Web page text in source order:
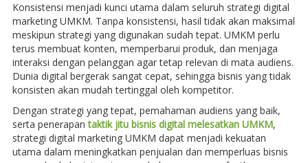
Konsistensi menjadi kunci utama dalam seluruh strategi digital
marketing UMKM. Tanpa konsistensi, hasil tidak akan maksimal
meskipun strategi yang digunakan sudah tepat. UMKM perlu
terus membuat konten, memperbarui produk, dan menjaga
interaksi dengan pelanggan agar tetap relevan di mata audiens.
Dunia digital bergerak sangat cepat, sehingga bisnis yang tidak
konsisten akan mudah tertinggal oleh kompetitor.
Dengan strategi yang tepat, pemahaman audiens yang baik,
serta penerapantaktik jitu bisnis digital melesatkan UMKM,
strategi digital marketing UMKM dapat menjadi kekuatan
utama dalam meningkatkan penjualan dan memperluas bisnis